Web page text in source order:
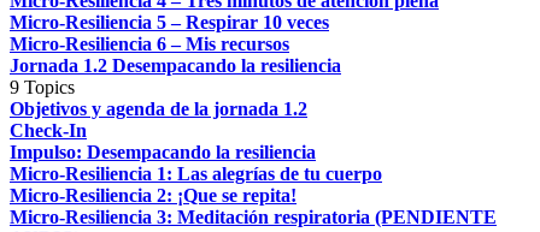
Micro-Resiliencia 5 – Respirar 10 veces
Micro-Resiliencia 6 – Mis recursos
Jornada 1.2 Desempacando la resiliencia
9 Topics
Objetivos y agenda de la jornada 1.2
Check-In
Impulso: Desempacando la resiliencia
Micro-Resiliencia 1: Las alegrías de tu cuerpo
Micro-Resiliencia 2: ¡Que se repita!
Micro-Resiliencia 3: Meditación respiratoria (PENDIENTE